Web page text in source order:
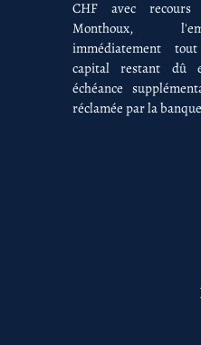
CHF avec
Monthoux,
immédiatement
capital restant dû
échéance
réclamée par la